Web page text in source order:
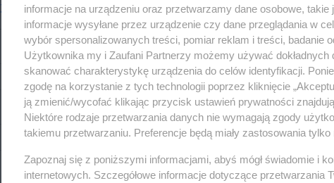
Zarejestruj się
informacje na urządzeniu oraz przetwarzamy dane osobowe,
informacje wysyłane przez urządzenie czy dane przeglądania w
wybór spersonalizowanych treści, pomiar reklam i treści, badanie
Użytkownika my i Zaufani Partnerzy możemy używać
skanować charakterystykę urządzenia do celów identyfikacji.
zgodę na korzystanie z tych technologii poprzez kliknięcie
ją zmienić/wycofać klikając przycisk ustawień prywatności
Niektóre rodzaje przetwarzania danych nie wymagają zgody
takiemu przetwarzaniu. Preferencje będą miały zastosowania tylko
Zapoznaj się z poniższymi informacjami, abyś mógł świadomie i
internetowych. Szczegółowe informacje dotyczące przetwarzania